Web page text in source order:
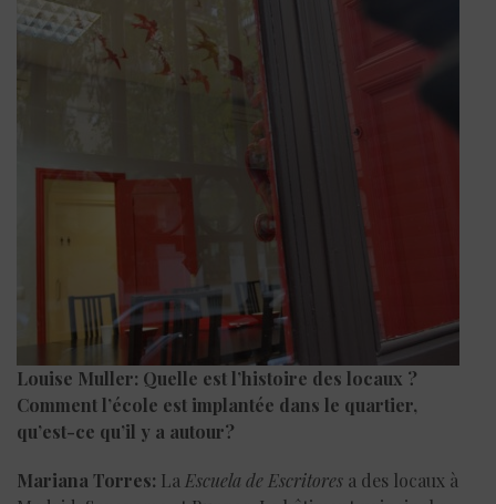
Louise Muller: Quelle est l’histoire des locaux ?
Comment l’école est implantée dans le quartier,
qu’est-ce qu’il y a autour?
Mariana Torres: La Escuela de Escritores a des locaux à